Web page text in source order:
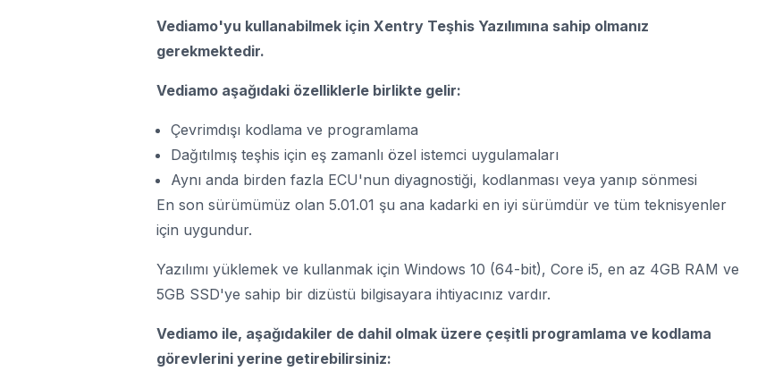
Vediamo'yu kullanabilmek için Xentry Teşhis Yazılımına sahip olmanız
gerekmektedir.
Vediamo aşağıdaki özelliklerle birlikte gelir:
Çevrimdışı kodlama ve programlama
Dağıtılmış teşhis için eş zamanlı özel istemci uygulamaları
Aynı anda birden fazla ECU'nun diyagnostiği, kodlanması veya yanıp sönmesi
En son sürümümüz olan 5.01.01 şu ana kadarki en iyi sürümdür ve tüm teknisyenler
için uygundur.
Yazılımı yüklemek ve kullanmak için Windows 10 (64-bit), Core i5, en az 4GB RAM ve
5GB SSD'ye sahip bir dizüstü bilgisayara ihtiyacınız vardır.
Vediamo ile, aşağıdakiler de dahil olmak üzere çeşitli programlama ve kodlama
görevlerini yerine getirebilirsiniz: